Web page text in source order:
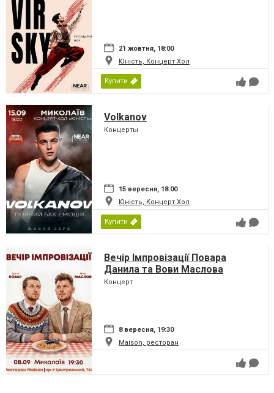
21 жовтня, 18:00
Юність, Концерт Хол
Купити
Volkanov
Концерты
15 вересня, 18:00
Юність, Концерт Хол
Купити
Вечір Імпровізації Повара
Данила та Вови Маслова
Концерт
8 вересня, 19:30
Maison, ресторан